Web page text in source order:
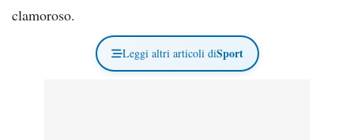
clamoroso.
Leggi altri articoli diSport